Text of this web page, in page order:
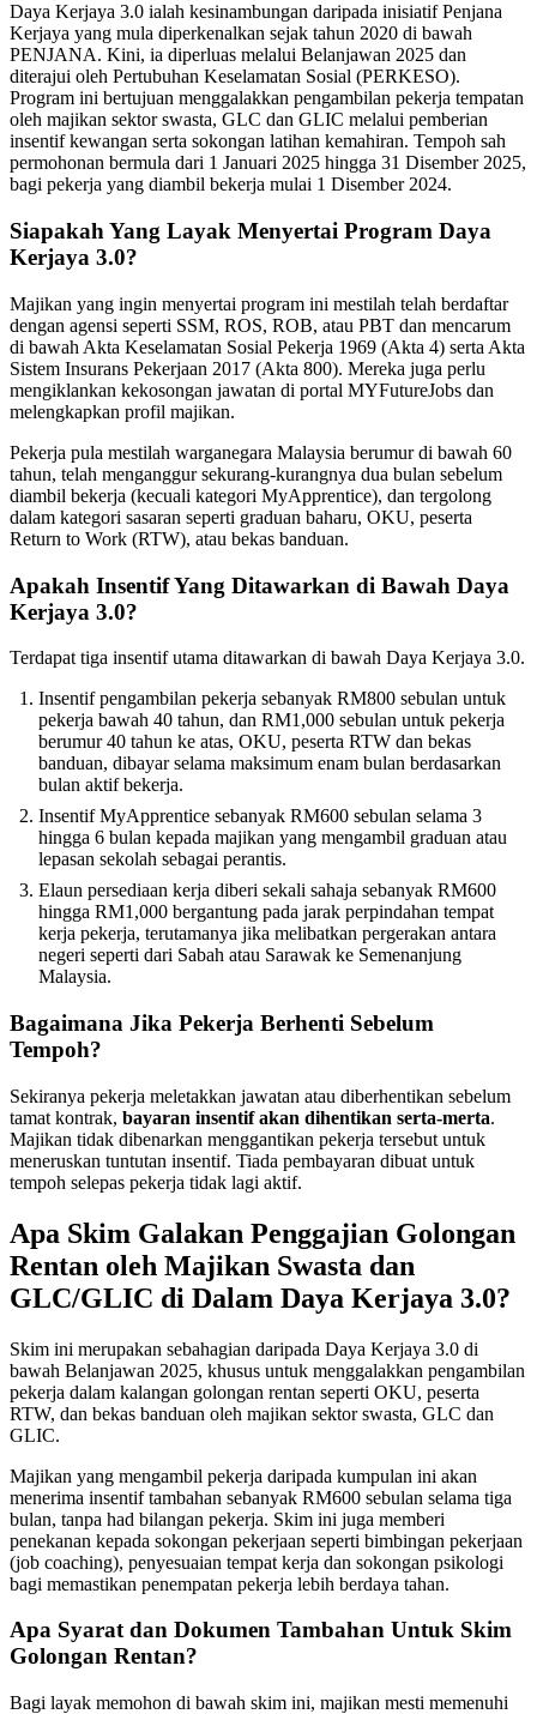
Daya Kerjaya 3.0 ialah kesinambungan daripada inisiatif Penjana
Kerjaya yang mula diperkenalkan sejak tahun 2020 di bawah
PENJANA. Kini, ia diperluas melalui Belanjawan 2025 dan
diterajui oleh Pertubuhan Keselamatan Sosial (PERKESO).
Program ini bertujuan menggalakkan pengambilan pekerja tempatan
oleh majikan sektor swasta, GLC dan GLIC melalui pemberian
insentif kewangan serta sokongan latihan kemahiran. Tempoh sah
permohonan bermula dari 1 Januari 2025 hingga 31 Disember 2025,
bagi pekerja yang diambil bekerja mulai 1 Disember 2024.
Siapakah Yang Layak Menyertai Program Daya
Kerjaya 3.0?
Majikan yang ingin menyertai program ini mestilah telah berdaftar
dengan agensi seperti SSM, ROS, ROB, atau PBT dan mencarum
di bawah Akta Keselamatan Sosial Pekerja 1969 (Akta 4) serta Akta
Sistem Insurans Pekerjaan 2017 (Akta 800). Mereka juga perlu
mengiklankan kekosongan jawatan di portal MYFutureJobs dan
melengkapkan profil majikan.
Pekerja pula mestilah warganegara Malaysia berumur di bawah 60
tahun, telah menganggur sekurang-kurangnya dua bulan sebelum
diambil bekerja (kecuali kategori MyApprentice), dan tergolong
dalam kategori sasaran seperti graduan baharu, OKU, peserta
Return to Work (RTW), atau bekas banduan.
Apakah Insentif Yang Ditawarkan di Bawah Daya
Kerjaya 3.0?
Terdapat tiga insentif utama ditawarkan di bawah Daya Kerjaya 3.0.
Insentif pengambilan pekerja sebanyak RM800 sebulan untuk
pekerja bawah 40 tahun, dan RM1,000 sebulan untuk pekerja
berumur 40 tahun ke atas, OKU, peserta RTW dan bekas
banduan, dibayar selama maksimum enam bulan berdasarkan
bulan aktif bekerja.
Insentif MyApprentice sebanyak RM600 sebulan selama 3
hingga 6 bulan kepada majikan yang mengambil graduan atau
lepasan sekolah sebagai perantis.
Elaun persediaan kerja diberi sekali sahaja sebanyak RM600
hingga RM1,000 bergantung pada jarak perpindahan tempat
kerja pekerja, terutamanya jika melibatkan pergerakan antara
negeri seperti dari Sabah atau Sarawak ke Semenanjung
Malaysia.
Bagaimana Jika Pekerja Berhenti Sebelum
Tempoh?
Sekiranya pekerja meletakkan jawatan atau diberhentikan sebelum
tamat kontrak, bayaran insentif akan dihentikan serta-merta.
Majikan tidak dibenarkan menggantikan pekerja tersebut untuk
meneruskan tuntutan insentif. Tiada pembayaran dibuat untuk
tempoh selepas pekerja tidak lagi aktif.
Apa Skim Galakan Penggajian Golongan
Rentan oleh Majikan Swasta dan
GLC/GLIC di Dalam Daya Kerjaya 3.0?
Skim ini merupakan sebahagian daripada Daya Kerjaya 3.0 di
bawah Belanjawan 2025, khusus untuk menggalakkan pengambilan
pekerja dalam kalangan golongan rentan seperti OKU, peserta
RTW, dan bekas banduan oleh majikan sektor swasta, GLC dan
GLIC.
Majikan yang mengambil pekerja daripada kumpulan ini akan
menerima insentif tambahan sebanyak RM600 sebulan selama tiga
bulan, tanpa had bilangan pekerja. Skim ini juga memberi
penekanan kepada sokongan pekerjaan seperti bimbingan pekerjaan
(job coaching), penyesuaian tempat kerja dan sokongan psikologi
bagi memastikan penempatan pekerja lebih berdaya tahan.
Apa Syarat dan Dokumen Tambahan Untuk Skim
Golongan Rentan?
Bagi layak memohon di bawah skim ini, majikan mesti memenuhi